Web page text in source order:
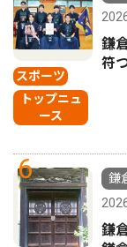
スポーツ
トップニュ
ース
鎌
符
6
鎌
鎌